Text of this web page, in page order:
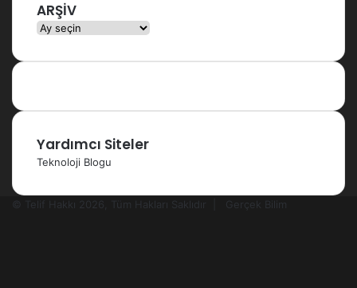
ARŞİV
ARŞİV
Yardımcı Siteler
Teknoloji Blogu
© Telif Hakkı 2026, Tüm Hakları Saklıdır | Gerçek Bilim